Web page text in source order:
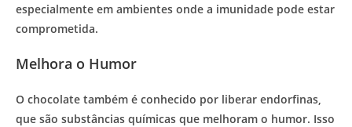
especialmente em ambientes onde a imunidade pode estar
comprometida.
Melhora o Humor
O chocolate também é conhecido por liberar endorfinas,
que são substâncias químicas que melhoram o humor. Isso